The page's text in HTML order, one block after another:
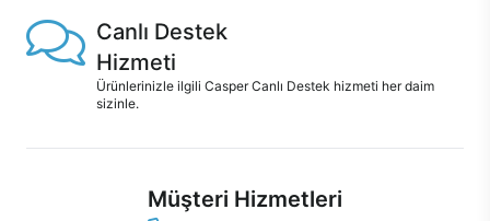
Canlı Destek
Hizmeti
Ürünlerinizle ilgili Casper Canlı Destek hizmeti her daim
sizinle.
Müşteri Hizmetleri